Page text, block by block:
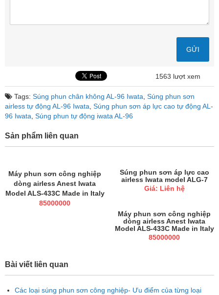
1563 lượt xem
Tags: Súng phun chân không AL-96 Iwata Súng phun sơn
airless tự động AL-96 Iwata Súng phun sơn áp lực cao tự động AL-
96 Iwata Súng phun tự động iwata AL-96
Sản phẩm liên quan
Máy phun sơn công nghiệp
dòng airless Anest Iwata
Model ALS-433C Made in Italy
85000000
Súng phun sơn áp lực cao
airless Iwata model ALG-7
Giá: Liên hệ
Máy phun sơn công nghiệp
dòng airless Anest Iwata
Model ALS-433C Made in Italy
85000000
Bài viết liên quan
Các loại súng phun sơn công nghiệp- Ưu điểm của từng loại